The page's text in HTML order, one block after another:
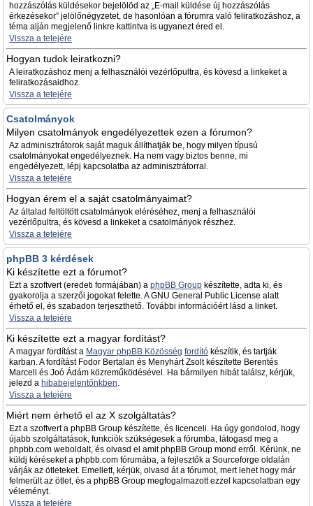
hozzászólás küldésekor bejelölöd az „E-mail küldése új hozzászólás
érkezésekor” jelölőnégyzetet, de hasonlóan a fórumra való feliratkozáshoz, a
téma alján megjelenő linkre kattintva is ugyanezt éred el.
Vissza a tetejére
Hogyan tudok leiratkozni?
A leiratkozáshoz menj a felhasználói vezérlőpultra, és kövesd a linkeket a
feliratkozásaidhoz.
Vissza a tetejére
Csatolmányok
Milyen csatolmányok engedélyezettek ezen a fórumon?
Az adminisztrátorok saját maguk állíthatják be, hogy milyen típusú
csatolmányokat engedélyeznek. Ha nem vagy biztos benne, mi
engedélyezett, lépj kapcsolatba az adminisztrátorral.
Vissza a tetejére
Hogyan érem el a saját csatolmányaimat?
Az általad feltöltött csatolmányok eléréséhez, menj a felhasználói
vezérlőpultra, és kövesd a linkeket a csatolmányok részhez.
Vissza a tetejére
phpBB 3 kérdések
Ki készítette ezt a fórumot?
Ezt a szoftvert (eredeti formájában) a phpBB Group készítette, adta ki, és
gyakorolja a szerzői jogokat felette. A GNU General Public License alatt
érhető el, és szabadon terjeszthető. További információért lásd a linket.
Vissza a tetejére
Ki készítette ezt a magyar fordítást?
A magyar fordítást a Magyar phpBB Közösség fordító készítik, és tartják
karban. A fordítást Fodor Bertalan és Menyhárt Zsolt készítette Berentés
Marcell és Joó Ádám közreműködésével. Ha bármilyen hibát találsz, kérjük,
jelezd a hibabejelentőnkben.
Vissza a tetejére
Miért nem érhető el az X szolgáltatás?
Ezt a szoftvert a phpBB Group készítette, és licenceli. Ha úgy gondolod, hogy
újabb szolgáltatások, funkciók szükségesek a fórumba, látogasd meg a
phpbb.com weboldalt, és olvasd el amit phpBB Group mond erről. Kérünk, ne
küldj kéréseket a phpbb.com fórumába, a fejlesztők a Sourceforge oldalán
várják az ötleteket. Emellett, kérjük, olvasd át a fórumot, mert lehet hogy már
felmerült az ötlet, és a phpBB Group megfogalmazott ezzel kapcsolatban egy
véleményt.
Vissza a tetejére